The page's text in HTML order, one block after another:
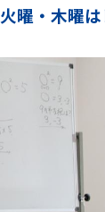
火曜・木曜